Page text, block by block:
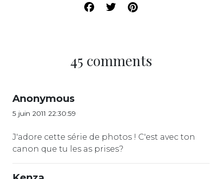
45 comments
Anonymous
5 juin 2011 22:30:59
J'adore cette série de photos ! C'est avec ton
canon que tu les as prises?